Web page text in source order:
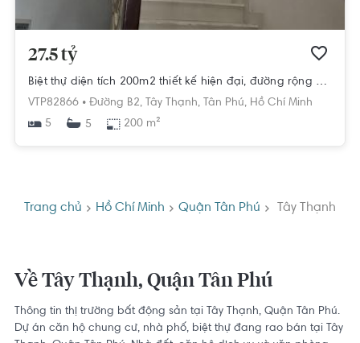
27.5 tỷ
Biệt thự diện tích 200m2 thiết kế hiện đại, đường rộng 12m khu dân cư an ninh.
VTP82866 • Đường B2, Tây Thạnh, Tân Phú, Hồ Chí Minh
5
5 200 m²
Trang chủ Hồ Chí Minh Quận Tân Phú Tây Thạnh
Về Tây Thạnh, Quận Tân Phú
Thông tin thị trường bất động sản tại Tây Thạnh, Quận Tân Phú.
Dự án căn hộ chung cư, nhà phố, biệt thự đang rao bán tại Tây